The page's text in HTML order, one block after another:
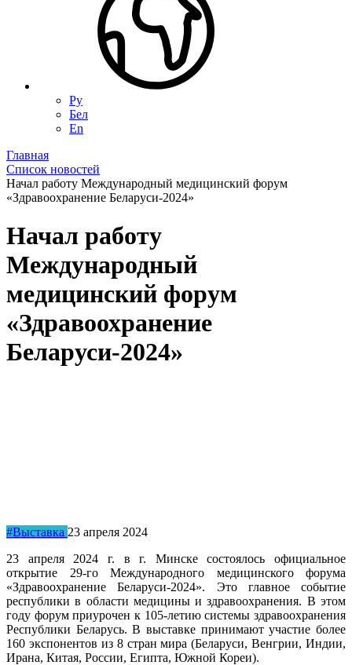
Ру
Бел
En
Главная
Список новостей
Начал работу Международный медицинский форум
«Здравоохранение Беларуси-2024»
Начал работу
Международный
медицинский форум
«Здравоохранение
Беларуси-2024»
#Выставка 23 апреля 2024
23 апреля 2024 г. в г. Минске состоялось официальное
открытие 29-го Международного медицинского форума
«Здравоохранение Беларуси-2024». Это главное событие
республики в области медицины и здравоохранения. В этом
году форум приурочен к 105-летию системы здравоохранения
Республики Беларусь. В выставке принимают участие более
160 экспонентов из 8 стран мира (Беларуси, Венгрии, Индии,
Ирана, Китая, России, Египта, Южной Кореи).